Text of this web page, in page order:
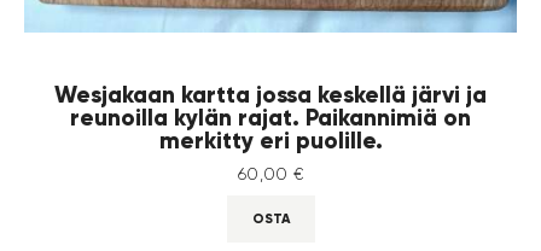
Wesjakaan kartta jossa keskellä järvi ja
reunoilla kylän rajat. Paikannimiä on
merkitty eri puolille.
60 00 €
OSTA